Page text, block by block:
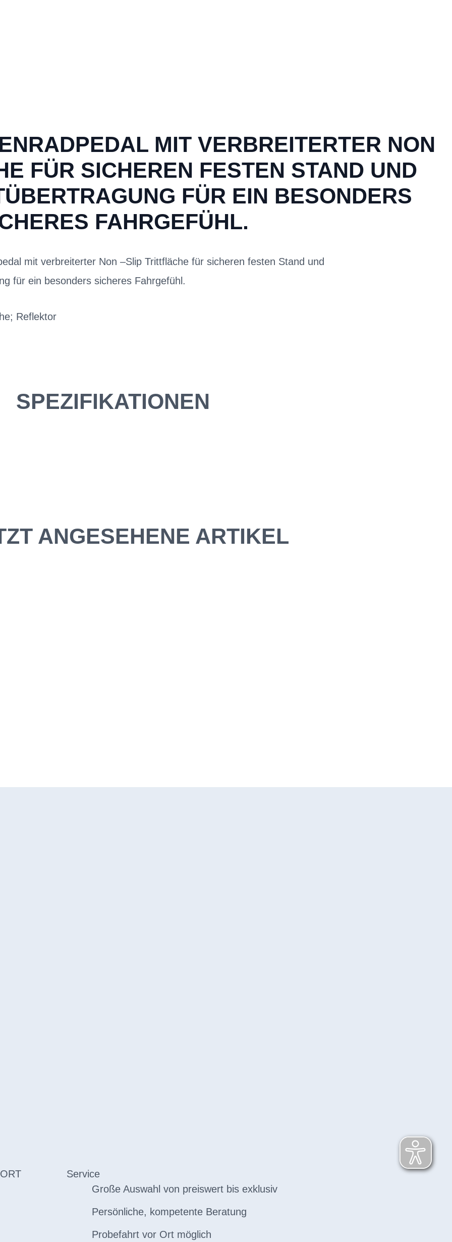
MIT VERBREITERTER NON
FÜR SICHEREN FESTEN STAND UND
FÜR EIN BESONDERS
FAHRGEFÜHL.
mit verbreiterter Non –Slip Trittfläche für sicheren festen Stand und
für ein besonders sicheres Fahrgefühl.
Reflektor
SPEZIFIKATIONEN
ANGESEHENE ARTIKEL
Service
Große Auswahl von preiswert bis exklusiv
Persönliche, kompetente Beratung
Probefahrt vor Ort möglich